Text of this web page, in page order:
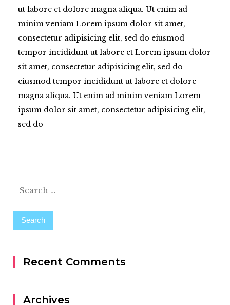
ut labore et dolore magna aliqua. Ut enim ad
minim veniam Lorem ipsum dolor sit amet,
consectetur adipisicing elit, sed do eiusmod
tempor incididunt ut labore et Lorem ipsum dolor
sit amet, consectetur adipisicing elit, sed do
eiusmod tempor incididunt ut labore et dolore
magna aliqua. Ut enim ad minim veniam Lorem
ipsum dolor sit amet, consectetur adipisicing elit,
sed do
Search
Recent Comments
Archives